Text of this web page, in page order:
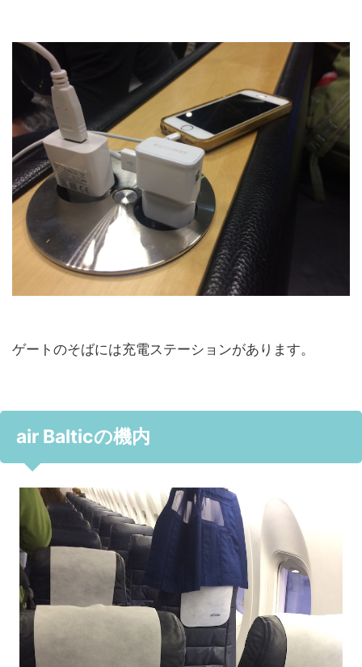
ゲートのそばには充電ステーションがあります。
air Balticの機内